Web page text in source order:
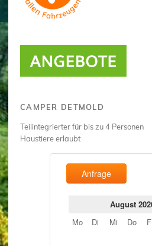
CAMPER DETMOLD
Teilintegrierter für bis zu 4 Personen
Haustiere erlaubt